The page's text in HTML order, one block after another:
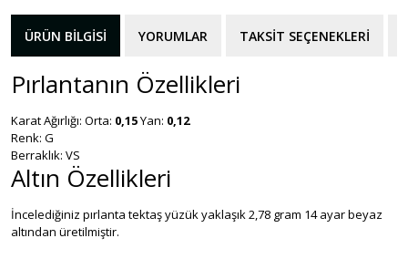
ÜRÜN BILGISI YORUMLAR TAKSIT SEÇENEKLERI
Pırlantanın Özellikleri
Karat Ağırlığı: Orta: 0,15Yan: 0,12
Renk: G
Berraklık: VS
Altın Özellikleri
İncelediğiniz pırlanta tektaş yüzük yaklaşık 2,78 gram 14 ayar beyaz
altından üretilmiştir.